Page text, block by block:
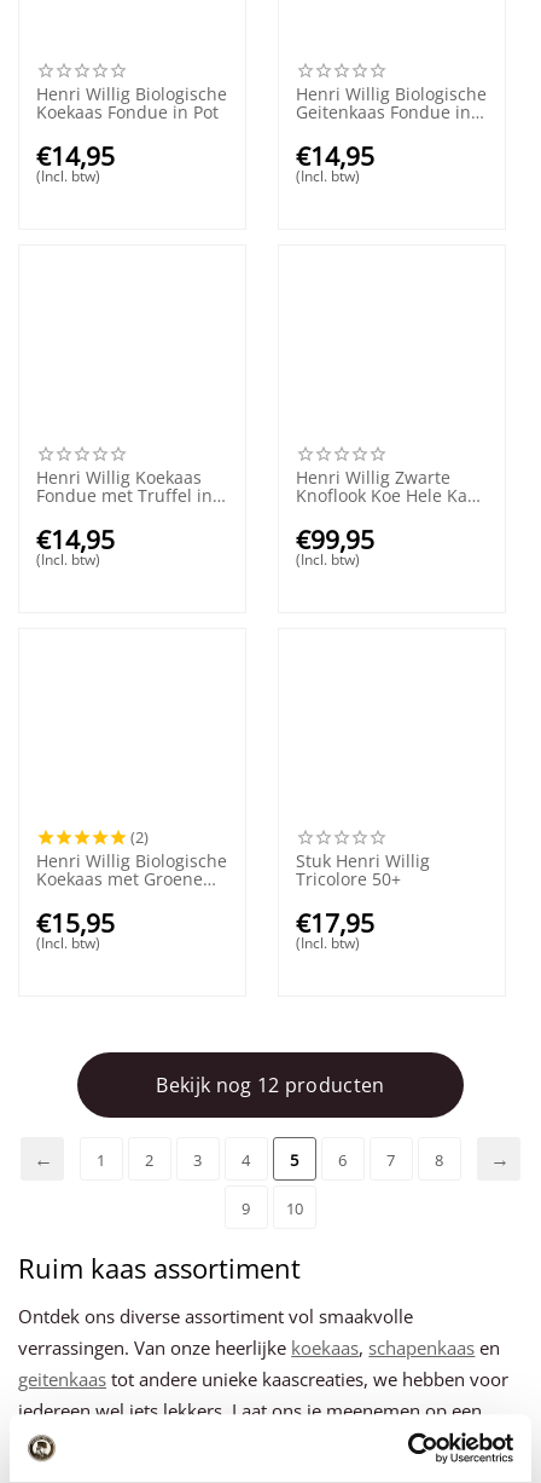
Henri Willig Biologische
Koekaas Fondue in Pot
€14,95
(Incl. btw)
Henri Willig Biologische
Geitenkaas Fondue in
€14,95
(Incl. btw)
Henri Willig Koekaas
Fondue met Truffel in
€14,95
(Incl. btw)
Henri Willig Zwarte
Knoflook Koe Hele Kaas
€99,95
(Incl. btw)
(2)
Henri Willig Biologische
Koekaas met Groene
€15,95
(Incl. btw)
Stuk Henri Willig
Tricolore 50+
€17,95
(Incl. btw)
Bekijk nog 12 producten
1 2 3 4 5 6 7 8
9 10
Ruim kaas assortiment
Ontdek ons diverse assortiment vol smaakvolle
verrassingen. Van onze heerlijke koekaas, schapenkaas en
geitenkaas tot andere unieke kaascreaties, we hebben voor
iedereen wel iets lekkers. Laat ons je meenemen op een
overheerlijke reis door onze wereld van kaas.